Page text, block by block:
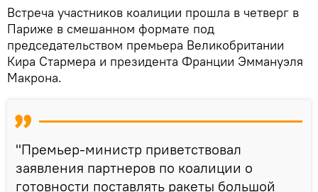
Встреча участников коалиции прошла в четверг в
Париже в смешанном формате под
председательством премьера Великобритании
Кира Стармера и президента Франции Эммануэля
Макрона.
"Премьер-министр приветствовал
заявления партнеров по коалиции о
готовности поставлять ракеты большой